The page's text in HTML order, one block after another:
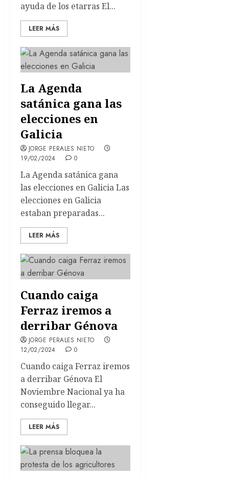
ayuda de los etarras El...
LEER MÁS
La Agenda
satánica gana las
elecciones en
Galicia
JORGE PERALES NIETO
19/02/2024
0
La Agenda satánica gana
las elecciones en Galicia Las
elecciones en Galicia
estaban preparadas...
LEER MÁS
Cuando caiga
Ferraz iremos a
derribar Génova
JORGE PERALES NIETO
12/02/2024
0
Cuando caiga Ferraz iremos
a derribar Génova El
Noviembre Nacional ya ha
conseguido llegar...
LEER MÁS